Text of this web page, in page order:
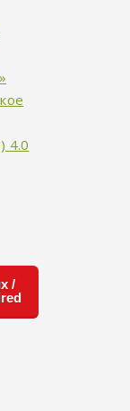
4.0
/